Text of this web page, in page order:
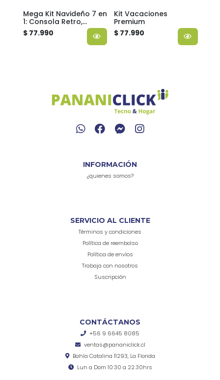
Mega Kit Navideño 7 en
1: Consola Retro,
Parlante Karaoke,
Lápices y más
$ 77.990
Kit Vacaciones
Premium
$ 77.990
INFORMACIÓN
¿quienes somos?
SERVICIO AL CLIENTE
Términos y condiciones
Política de reembolso
Política de envíos
Trabaja con nosotros
Suscripción
CONTÁCTANOS
+56 9 6645 8085
ventas@pananiclick.cl
Bahía Catalina 11293, La Florida
Lun a Dom 10:30 a 22:30hrs